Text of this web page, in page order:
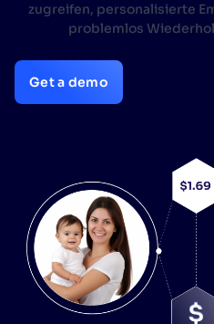
zugreifen, personalisierte
problemlos
Get a demo